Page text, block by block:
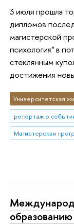
3 июля прошла
дипломов
магистерской
психология" в
стеклянным
достижения
Университетская
репортаж о